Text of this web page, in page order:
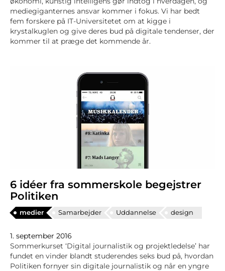
mediegiganternes ansvar kommer i fokus. Vi har bedt
fem forskere på IT-Universitetet om at kigge i
krystalkuglen og give deres bud på digitale tendenser, der
kommer til at præge det kommende år.
6 idéer fra sommerskole begejstrer
Politiken
medier Samarbejder Uddannelse design
1. september 2016
Sommerkurset ‘Digital journalistik og projektledelse’ har
fundet en vinder blandt studerendes seks bud på, hvordan
Politiken fornyer sin digitale journalistik og når en yngre